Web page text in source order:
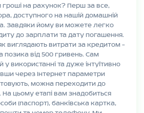
на рахунок? Перш за все,
доступного на нашій домашній
Завдяки йому ви можете легко
до зарплати та дату погашення.
виглядають витрати за кредитом –
від 500 гривень. Сам
використанні та дуже інтуїтивно
через Інтернет параметри
можна переходити до
цьому етапі вам знадобиться
(паспорт), банківська картка,